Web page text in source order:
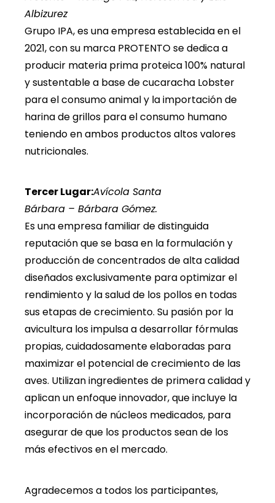
Albizurez
Grupo IPA, es una empresa establecida en el
2021, con su marca PROTENTO se dedica a
producir materia prima proteica 100% natural
y sustentable a base de cucaracha Lobster
para el consumo animal y la importación de
harina de grillos para el consumo humano
teniendo en ambos productos altos valores
nutricionales.
Tercer Lugar:Avícola Santa
Bárbara – Bárbara Gómez.
Es una empresa familiar de distinguida
reputación que se basa en la formulación y
producción de concentrados de alta calidad
diseñados exclusivamente para optimizar el
rendimiento y la salud de los pollos en todas
sus etapas de crecimiento. Su pasión por la
avicultura los impulsa a desarrollar fórmulas
propias, cuidadosamente elaboradas para
maximizar el potencial de crecimiento de las
aves. Utilizan ingredientes de primera calidad y
aplican un enfoque innovador, que incluye la
incorporación de núcleos medicados, para
asegurar de que los productos sean de los
más efectivos en el mercado.
Agradecemos a todos los participantes,